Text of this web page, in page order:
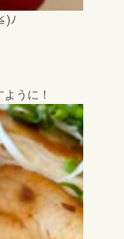
ﾉ
うに！